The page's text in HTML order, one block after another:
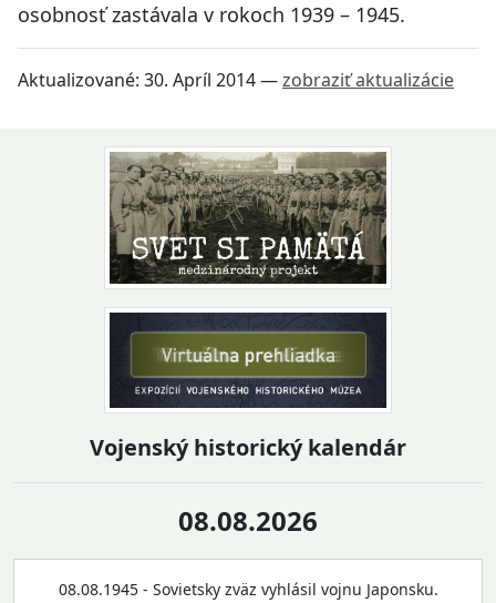
osobnosť zastávala v rokoch 1939 – 1945.
Aktualizované: 30. Apríl 2014—zobraziť aktualizácie
Vojenský historický kalendár
08.08.2026
08.08.1945 - Sovietsky zväz vyhlásil vojnu Japonsku.